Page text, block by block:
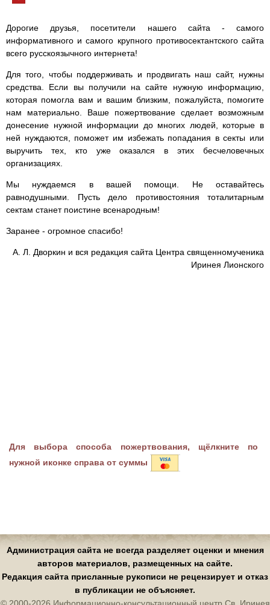
Дорогие друзья, посетители нашего сайта - самого
информативного и самого крупного противосектантского сайта
всего русскоязычного интернета!
Для того, чтобы поддерживать и продвигать наш сайт, нужны
средства. Если вы получили на сайте нужную информацию,
которая помогла вам и вашим близким, пожалуйста, помогите
нам материально. Ваше пожертвование сделает возможным
донесение нужной информации до многих людей, которые в
ней нуждаются, поможет им избежать попадания в секты или
выручить тех, кто уже оказался в этих бесчеловечных
организациях.
Мы нуждаемся в вашей помощи. Не оставайтесь
равнодушными. Пусть дело противостояния тоталитарным
сектам станет поистине всенародным!
Заранее - огромное спасибо!
А. Л. Дворкин и вся редакция сайта Центра священномученика
Иринея Лионского
Для выбора способа пожертвования, щёлкните по
нужной иконке справа от суммы
Администрация сайта не всегда разделяет оценки и мнения
авторов материалов, размещенных на сайте.
Редакция сайта присланные рукописи не рецензирует и отказ
в публикации не объясняет.